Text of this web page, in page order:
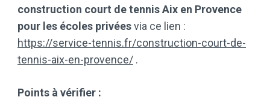
construction court de tennis Aix en Provence
pour les écoles privéesvia ce lien :
https://service-tennis.fr/construction-court-de-
tennis-aix-en-provence/ .
Points à vérifier :